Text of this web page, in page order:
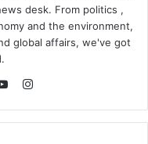
desk. From politics ,
and the environment,
global affairs, we've got
Instagram